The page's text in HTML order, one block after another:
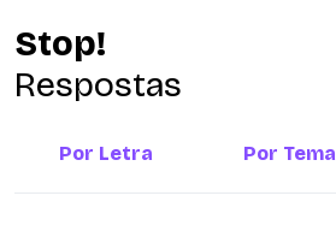
Stop!
Respostas
Por Letra Por Tema